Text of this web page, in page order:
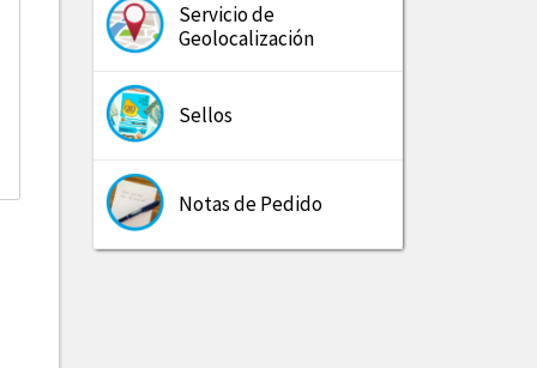
Servicio de
Geolocalización
Sellos
Notas de Pedido